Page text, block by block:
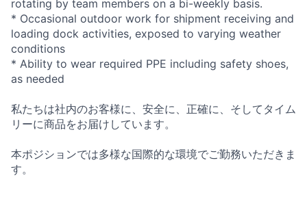
rotating by team members on a bi-weekly basis.
* Occasional outdoor work for shipment receiving and
loading dock activities, exposed to varying weather
conditions
* Ability to wear required PPE including safety shoes,
as needed
私たちは社内のお客様に、安全に、正確に、そしてタイム
リーに商品をお届けしています。
本ポジションでは多様な国際的な環境でご勤務いただきま
す。